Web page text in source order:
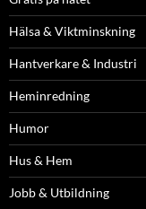
Hälsa & Viktminskning
Hantverkare & Industri
Heminredning
Humor
Hus & Hem
Jobb & Utbildning